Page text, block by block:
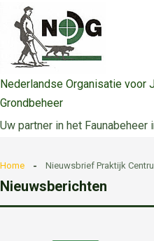
naar
inhoud
Nederlandse Organisatie voor
Grondbeheer
Uw partner in het Faunabeheer
Home Nieuwsbrief Praktijk
Nieuwsberichten